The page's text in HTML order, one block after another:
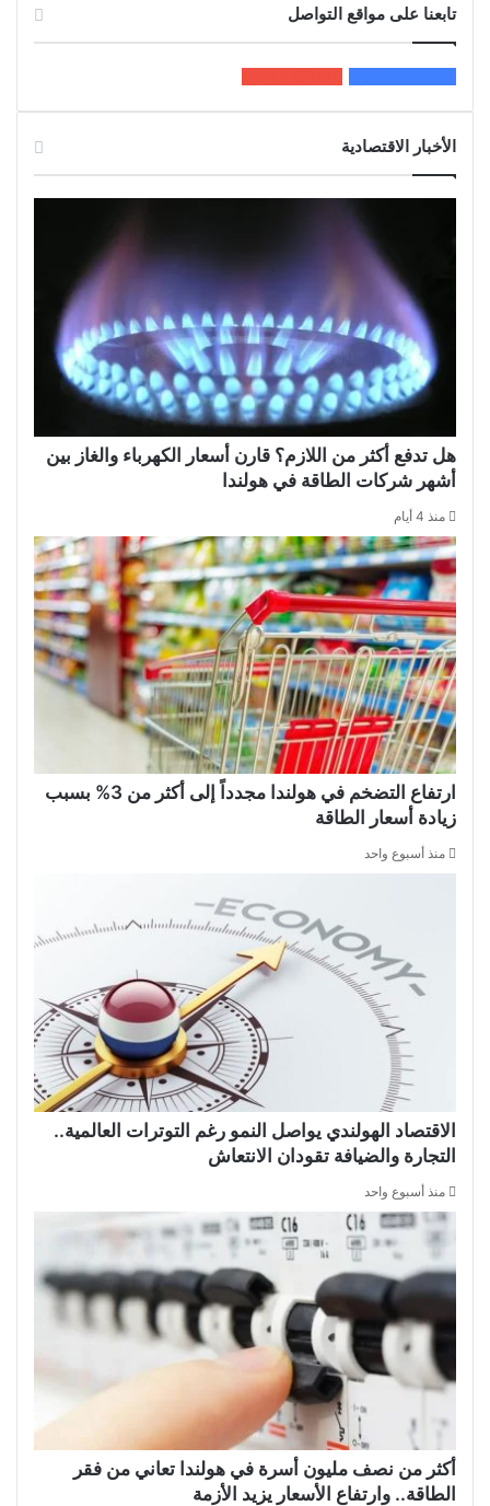
تابعنا على مواقع التواصل
الأخبار الاقتصادية
هل تدفع أكثر من اللازم؟ قارن أسعار الكهرباء والغاز بين
أشهر شركات الطاقة في هولندا
منذ 4 أيام
ارتفاع التضخم في هولندا مجدداً إلى أكثر من 3% بسبب
زيادة أسعار الطاقة
منذ أسبوع واحد
الاقتصاد الهولندي يواصل النمو رغم التوترات العالمية..
التجارة والضيافة تقودان الانتعاش
منذ أسبوع واحد
أكثر من نصف مليون أسرة في هولندا تعاني من فقر
الطاقة.. وارتفاع الأسعار يزيد الأزمة